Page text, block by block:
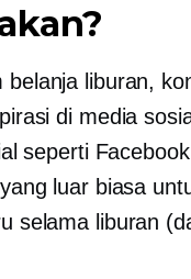
belanja liburan,
di media
seperti
luar biasa
selama liburan